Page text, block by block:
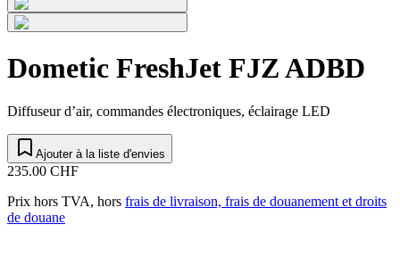
Dometic FreshJet FJZ ADBD
Diffuseur d’air, commandes électroniques, éclairage LED
Ajouter à la liste d'envies
235.00 CHF
Prix hors TVA, hors frais de livraison, frais de douanement et droits
de douane